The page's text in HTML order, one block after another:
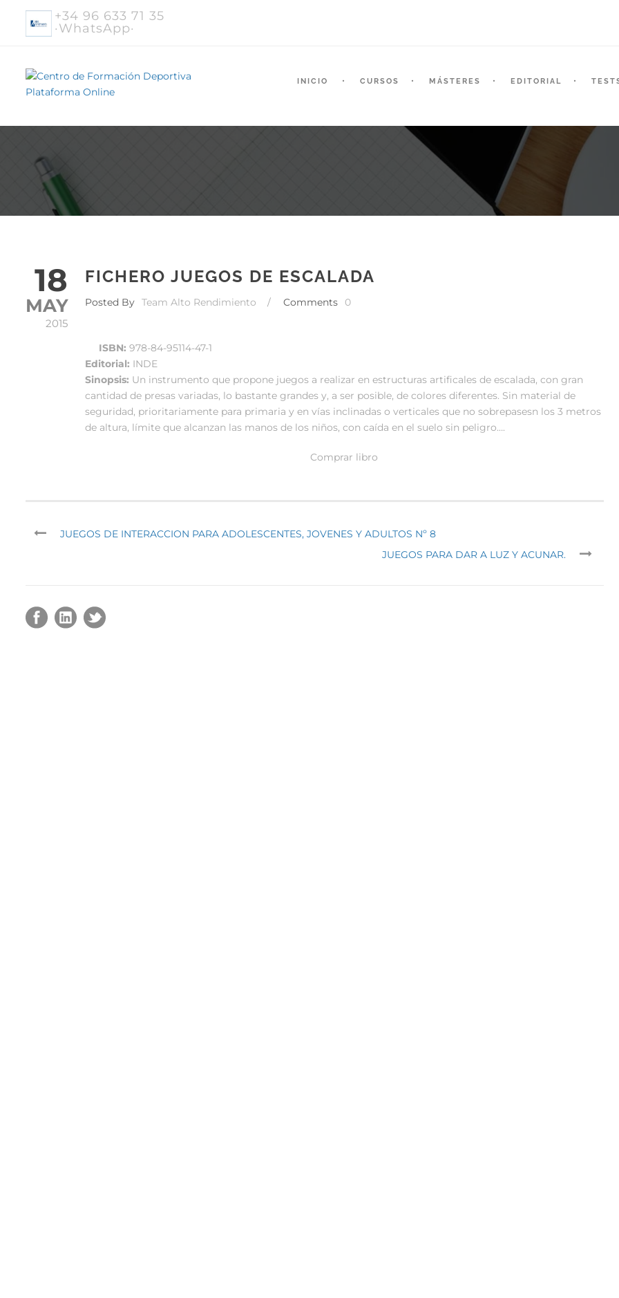
+34 96 633 71 35
·WhatsApp·
INICIO CURSOS MÁSTERES EDITORIAL
18
MAY
2015
FICHERO JUEGOS DE ESCALADA
Posted By Team Alto Rendimiento / Comments 0
ISBN: 978-84-95114-47-1
Editorial: INDE
Sinopsis: Un instrumento que propone juegos a realizar en estructuras artificales de escalada, con gran
cantidad de presas variadas, lo bastante grandes y, a ser posible, de colores diferentes. Sin material de
seguridad, prioritariamente para primaria y en vías inclinadas o verticales que no sobrepasesn los 3 metros
de altura, límite que alcanzan las manos de los niños, con caída en el suelo sin peligro….
Comprar libro
JUEGOS DE INTERACCION PARA ADOLESCENTES, JOVENES Y ADULTOS Nº 8
JUEGOS PARA DAR A LUZ Y ACUNAR.